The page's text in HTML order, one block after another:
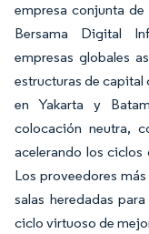
empresa conjunta
Bersama Digital
empresas globales
estructuras de capital
en Yakarta y
colocación neutra,
acelerando los ciclos
Los proveedores
salas heredadas
ciclo virtuoso de